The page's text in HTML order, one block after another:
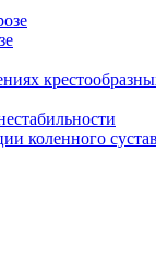
коленного